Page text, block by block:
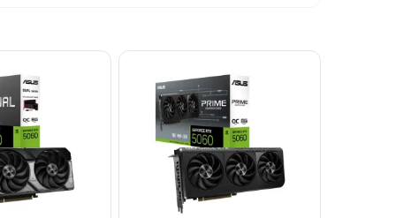
а также в кредит.
сайте.